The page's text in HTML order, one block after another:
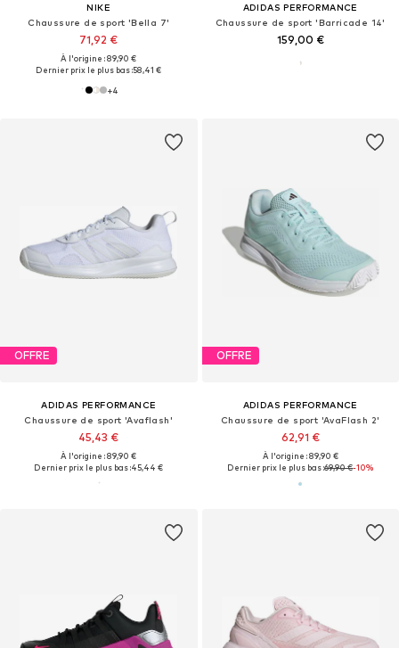
NIKE
Chaussure de sport 'Bella 7'
71,92 €
À l'origine : 89,90 €
Dernier prix le plus bas :58,41 €
+4
ADIDAS PERFORMANCE
Chaussure de sport 'Barricade 14'
159,00 €
OFFRE
ADIDAS PERFORMANCE
Chaussure de sport 'Avaflash'
45,43 €
À l'origine : 89,90 €
Dernier prix le plus bas :45,44 €
OFFRE
ADIDAS PERFORMANCE
Chaussure de sport 'AvaFlash 2'
62,91 €
À l'origine : 89,90 €
Dernier prix le plus bas :69,90 €-10%